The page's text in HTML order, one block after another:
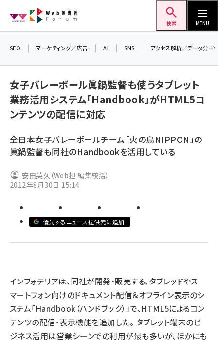
ン
検索 MENU
seo (3523)
youtube (2429)
セミナー (2303)
meo (1275)
SEO マーケティング／広告 AI SNS アクセス解析／データ分析
女子バレーボール眞鍋監督も使うタブレット
業務活用システム「Handbook」がHTML5コ
ンテンツの配信に対応
全日本女子バレーボールチーム「火の鳥NIPPON」の
眞鍋監督も同社のHandbookを活用している
安田英久（Web担 編集統括）
2012年8月30日 15:14
優先するニュース提供元に追加
インフォテリアは、同社が開発・販売する、タブレッドやス
マートフォン向けのドキュメント配信＆オフライン表示のシ
ステム「Handbook（ハンドブック）」で、HTML5によるコン
テンツの配信・表示機能を追加した。 タブレット端末のビ
ジネス活用は営業シーンでの利用が最も多いが、ほかにも
▼ア